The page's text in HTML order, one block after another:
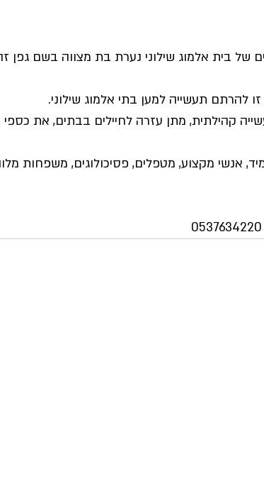
של בית אלמוג שילוני נערת בת מצווה בשם גפן
להרתם תעשייה למען בתי אלמוג שילוני.
קהילתית, מתן עזרה לחיילים בבתים, את
אנשי מקצוע, מטפלים, פסיכולוגים, משפחות